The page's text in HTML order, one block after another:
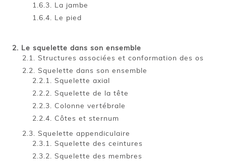
La jambe
Le pied
Le squelette dans son ensemble
Structures associées et conformation des os
Squelette dans son ensemble
Squelette axial
Squelette de la tête
Colonne vertébrale
Côtes et sternum
Squelette appendiculaire
Squelette des ceintures
Squelette des membres